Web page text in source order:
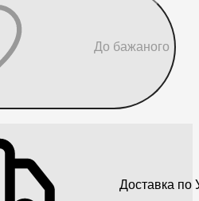
До бажаного
Доставка по